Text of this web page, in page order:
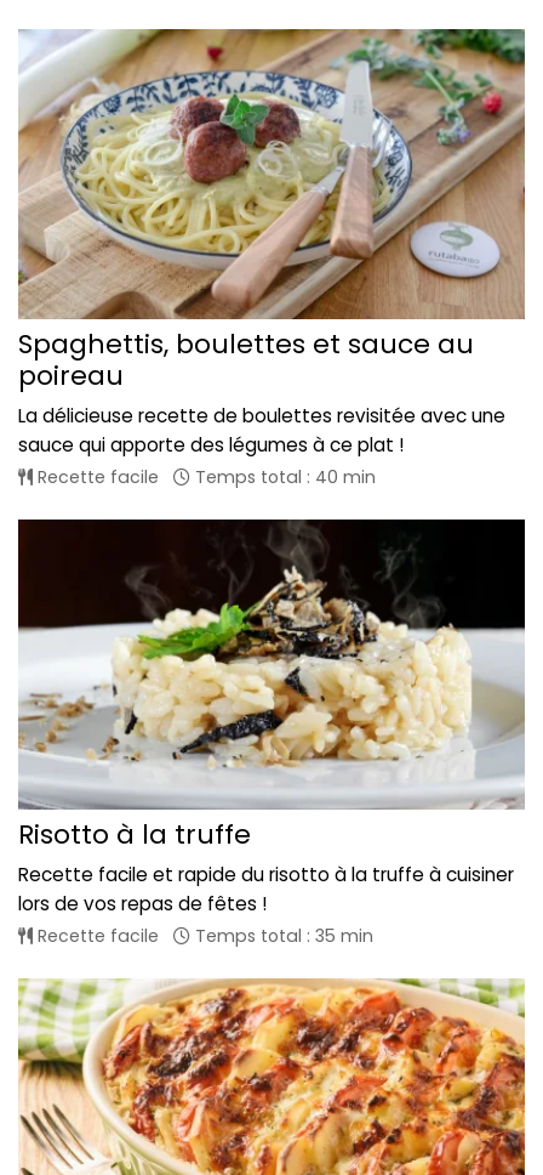
Spaghettis, boulettes et sauce au
poireau
La délicieuse recette de boulettes revisitée avec une
sauce qui apporte des légumes à ce plat !
Recette facile Temps total : 40 min
Risotto à la truffe
Recette facile et rapide du risotto à la truffe à cuisiner
lors de vos repas de fêtes !
Recette facile Temps total : 35 min